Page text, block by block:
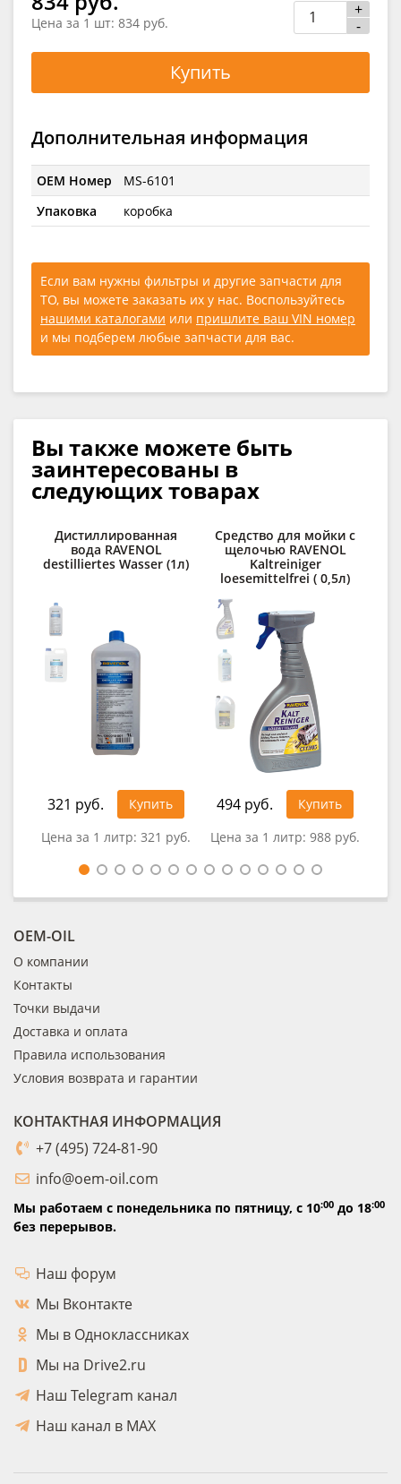
Цена за 1 шт: 834 руб.
+
-
Купить
Дополнительная информация
OEM Номер
MS-6101
Упаковка
коробка
Если вам нужны фильтры и другие запчасти для
ТО, вы можете заказать их у нас. Воспользуйтесь
нашими каталогами или пришлите ваш VIN номер
и мы подберем любые запчасти для вас.
Вы также можете быть
заинтересованы в
следующих товарах
Дистиллированная
вода RAVENOL
destilliertes Wasser (1л)
321 руб.
Купить
Цена за 1 литр: 321 руб.
Средство для мойки с
щелочью RAVENOL
Kaltreiniger
loesemittelfrei ( 0,5л)
494 руб.
Купить
Цена за 1 литр: 988 руб.
OEM-OIL
О компании
Контакты
Точки выдачи
Доставка и оплата
Правила использования
Условия возврата и гарантии
КОНТАКТНАЯ ИНФОРМАЦИЯ
+7 (495) 724-81-90
info@oem-oil.com
Мы работаем с понедельника по пятницу, с 10:00 до 18:00
без перерывов.
Наш форум
Мы Вконтакте
Мы в Одноклассниках
Мы на Drive2.ru
Наш Telegram канал
Наш канал в MAX